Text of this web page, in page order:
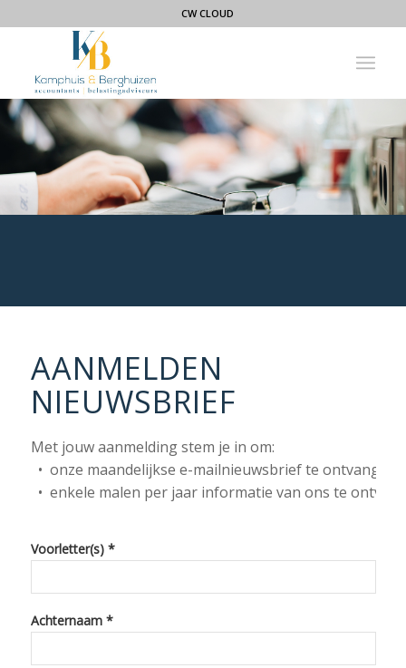
CW CLOUD
AANMELDEN
NIEUWSBRIEF